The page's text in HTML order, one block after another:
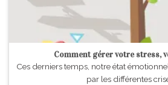
Comment gérer votre stress,
Ces derniers temps, notre état
par les différentes